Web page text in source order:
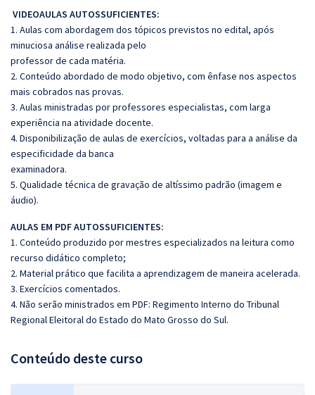
VIDEOAULAS AUTOSSUFICIENTES:
1. Aulas com abordagem dos tópicos previstos no edital, após
minuciosa análise realizada pelo
professor de cada matéria.
2. Conteúdo abordado de modo objetivo, com ênfase nos aspectos
mais cobrados nas provas.
3. Aulas ministradas por professores especialistas, com larga
experiência na atividade docente.
4. Disponibilização de aulas de exercícios, voltadas para a análise da
especificidade da banca
examinadora.
5. Qualidade técnica de gravação de altíssimo padrão (imagem e
áudio).
AULAS EM PDF AUTOSSUFICIENTES:
1. Conteúdo produzido por mestres especializados na leitura como
recurso didático completo;
2. Material prático que facilita a aprendizagem de maneira acelerada.
3. Exercícios comentados.
4. Não serão ministrados em PDF: Regimento Interno do Tribunal
Regional Eleitoral do Estado do Mato Grosso do Sul.
Conteúdo deste curso